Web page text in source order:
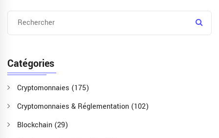
Catégories
Cryptomonnaies (175)
Cryptomonnaies & Réglementation (102)
Blockchain (29)